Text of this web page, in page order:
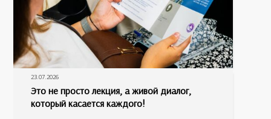
23.07.2026
Это не просто лекция, а живой диалог,
который касается каждого!